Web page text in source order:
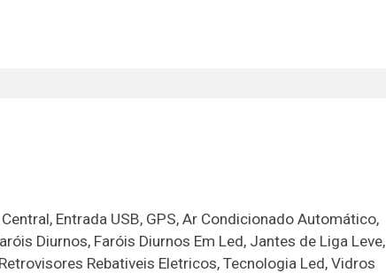
Entrada USB, GPS, Ar Condicionado Automático,
Diurnos, Faróis Diurnos Em Led, Jantes de Liga Leve,
Rebativeis Eletricos, Tecnologia Led, Vidros